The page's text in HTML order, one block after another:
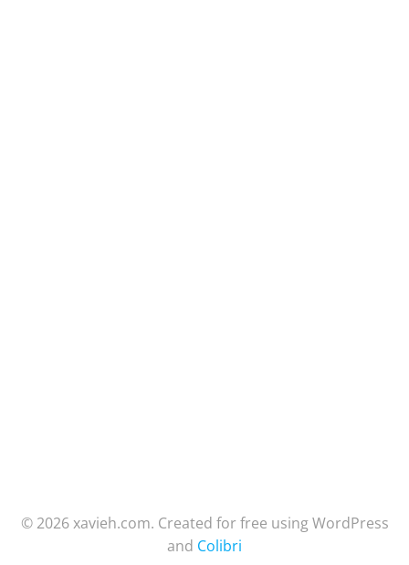
© 2026 xavieh.com. Created for free using WordPress
and Colibri